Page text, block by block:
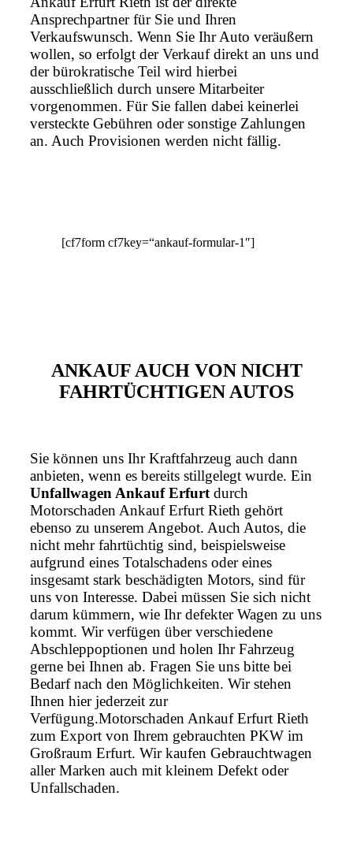
Ansprechpartner für Sie und Ihren
Verkaufswunsch. Wenn Sie Ihr Auto veräußern
wollen, so erfolgt der Verkauf direkt an uns und
der bürokratische Teil wird hierbei
ausschließlich durch unsere Mitarbeiter
vorgenommen. Für Sie fallen dabei keinerlei
versteckte Gebühren oder sonstige Zahlungen
an. Auch Provisionen werden nicht fällig.
[cf7form cf7key=“ankauf-formular-1″]
ANKAUF AUCH VON NICHT
FAHRTÜCHTIGEN AUTOS
Sie können uns Ihr Kraftfahrzeug auch dann
anbieten, wenn es bereits stillgelegt wurde. Ein
Unfallwagen Ankauf Erfurt durch
Motorschaden Ankauf Erfurt Rieth gehört
ebenso zu unserem Angebot. Auch Autos, die
nicht mehr fahrtüchtig sind, beispielsweise
aufgrund eines Totalschadens oder eines
insgesamt stark beschädigten Motors, sind für
uns von Interesse. Dabei müssen Sie sich nicht
darum kümmern, wie Ihr defekter Wagen zu uns
kommt. Wir verfügen über verschiedene
Abschleppoptionen und holen Ihr Fahrzeug
gerne bei Ihnen ab. Fragen Sie uns bitte bei
Bedarf nach den Möglichkeiten. Wir stehen
Ihnen hier jederzeit zur
Verfügung.Motorschaden Ankauf Erfurt Rieth
zum Export von Ihrem gebrauchten PKW im
Großraum Erfurt. Wir kaufen Gebrauchtwagen
aller Marken auch mit kleinem Defekt oder
Unfallschaden.